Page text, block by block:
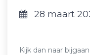
28 maart
Kijk dan naar